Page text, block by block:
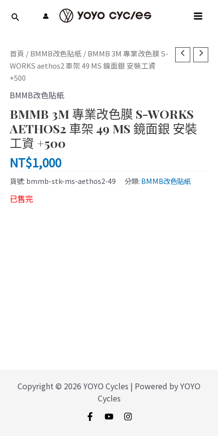
首頁 /BMMB改色貼紙 / BMMB 3M 專業改色膜 S-
WORKS aethos2 車架 49 MS 鏡面銀 安裝工資
+500
BMMB改色貼紙
BMMB 3M 專業改色膜 S-WORKS
AETHOS2 車架 49 MS 鏡面銀 安裝
工資 +500
NT$1,000
貨號: bmmb-stk-ms-aethos2-49 分類: BMMB改色貼紙
已售完
Copyright © 2026 YOYO Cycles | Powered by YOYO
Cycles